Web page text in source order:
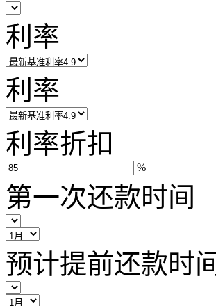
利率
利率
利率折扣
%
第一次还款时间
预计提前还款时